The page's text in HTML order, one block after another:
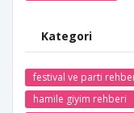
Kategori
festival ve parti
hamile giyim rehberi